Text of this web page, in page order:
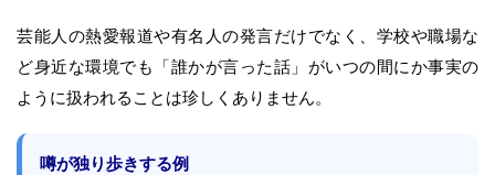
芸能人の熱愛報道や有名人の発言だけでなく、学校や職場な
ど身近な環境でも「誰かが言った話」がいつの間にか事実の
ように扱われることは珍しくありません。
噂が独り歩きする例